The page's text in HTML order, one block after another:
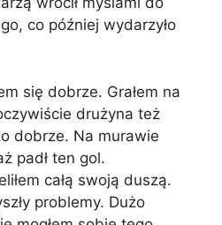
co później wydarzyło
się dobrze. Grałem na
drużyna też
dobrze. Na murawie
padł ten gol.
całą swoją duszą.
problemy. Dużo